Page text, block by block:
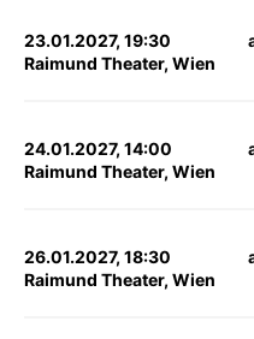
23.01.2027, 19:30
Raimund Theater, Wien
24.01.2027, 14:00
Raimund Theater, Wien
26.01.2027, 18:30
Raimund Theater, Wien